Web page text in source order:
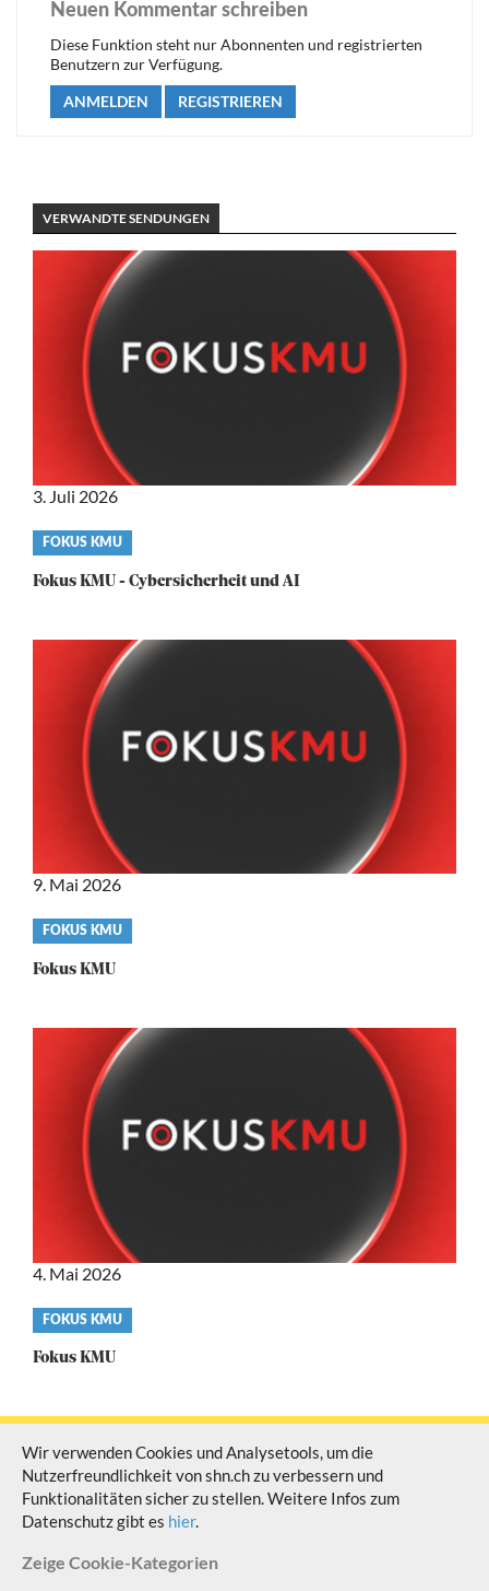
Neuen Kommentar schreiben
Diese Funktion steht nur Abonnenten und registrierten
Benutzern zur Verfügung.
ANMELDEN
REGISTRIEREN
VERWANDTE SENDUNGEN
Video
category
FOKUS KMU
Fokus KMU - Cybersicherheit und AI
3. Juli 2026
Video
category
FOKUS KMU
Fokus KMU
9. Mai 2026
Video
category
FOKUS KMU
Fokus KMU
4. Mai 2026
© Schaffhauser Fernsehen Alle Rechte vorbehalten
Wir verwenden Cookies und Analysetools, um die
Nutzerfreundlichkeit von shn.ch zu verbessern und
Funktionalitäten sicher zu stellen. Weitere Infos zum
Datenschutz gibt es hier.
Zeige Cookie-Kategorien